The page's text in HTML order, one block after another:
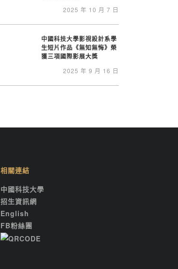
2025 年 10 月 7 日
中國科技大學影視設計系學
生短片作品《無知無悔》榮
獲三項國際影展大獎
2025 年 9 月 16 日
相關連結
中國科技大學
招生資訊網
English
FB粉絲團